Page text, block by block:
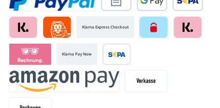
Klarna Express Checkout
Klarna Pay Now